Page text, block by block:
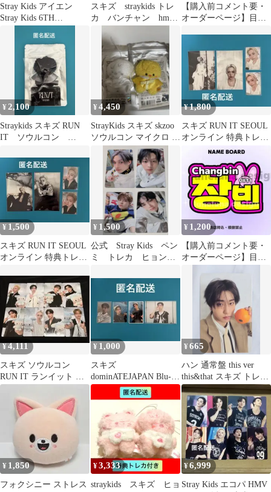
Stray Kids アイエン
Stray Kids 6TH
in Our Little House’ BOX
TAPE SET
スキズ straykids トレ
カ バンチャン hmv
【購入前コメント要・
オーダーページ】目立
¥2,100
Straykids スキズ RUN
IT ソウルコン
¥4,450
StrayKids スキズ skzoo
ソウルコン マイクロ ポ
ガリ ピリ
¥1,800
スキズ RUN IT SEOUL
オンライン 特典トレカ
フィリックス
¥ 1,500
スキズ RUN IT SEOUL
オンライン 特典トレカ
¥ 1,500
公式 Stray Kids ペン
ミ トレカ ヒョン
¥ 1,200
【購入前コメント要・
オーダーページ】目立
ームボード
¥4,111
スキズ ソウルコン
RUN IT ランイット 特
典 トレカ コンプ TASY
¥ 1,000
スキズ
dominATEJAPAN Blu-
ray 封入 ソニミュ特
典 スンミン
¥665
ハン 通常盤 this ver
this&that スキズ トレカ
即購入可能
¥ 1,850
フォクシニー ストレス
¥3,333
straykids スキズ ヒョ
¥6,999
Stray Kids エコパ HMV